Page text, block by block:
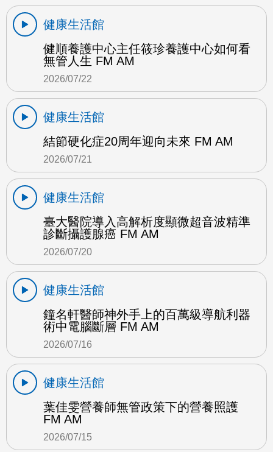
健康生活館
健順養護中心主任筱珍養護中心如何看
無管人生 FM AM
2026/07/22
健康生活館
結節硬化症20周年迎向未來 FM AM
2026/07/21
健康生活館
臺大醫院導入高解析度顯微超音波精準
診斷攝護腺癌 FM AM
2026/07/20
健康生活館
鐘名軒醫師神外手上的百萬級導航利器
術中電腦斷層 FM AM
2026/07/16
健康生活館
葉佳雯營養師無管政策下的營養照護
FM AM
2026/07/15